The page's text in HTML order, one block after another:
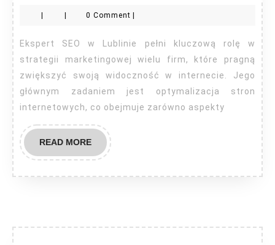
| | 0 Comment |
Ekspert SEO w Lublinie pełni kluczową rolę w
strategii marketingowej wielu firm, które pragną
zwiększyć swoją widoczność w internecie. Jego
głównym zadaniem jest optymalizacja stron
internetowych, co obejmuje zarówno aspekty
READ MOREREAD
MORE